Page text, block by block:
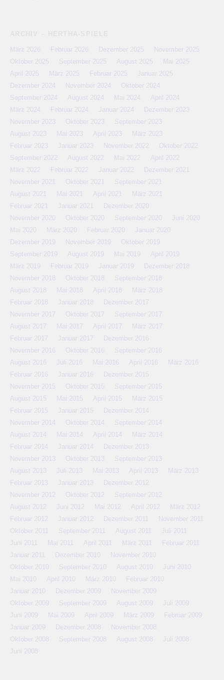
März 2026 Februar 2026 Dezember 2025
November 2025
Oktober 2025
September 2025 August 2025
Mai 2025
April 2025
März 2025 Februar 2025
Januar 2025
Dezember 2024
November 2024
Oktober 2024
September 2024
August 2024 Mai 2024
April 2024
März 2024
Februar 2024 Januar 2024
Dezember 2023
November 2023
Oktober 2023
September 2023
August 2023
Mai 2023 April 2023
März 2023
Februar 2023
Januar 2023 November 2022
Oktober 2022
September 2022
August 2022 Mai 2022
April 2022
März 2022
Februar 2022 Januar 2022
Dezember 2021
November 2021
Oktober 2021
September 2021
August 2021
Mai 2021 April 2021
März 2021
Februar 2021
Januar 2021
Dezember 2020
November 2020
Oktober 2020 September 2020
Juni 2020
Mai 2020
März 2020 Februar 2020
Januar 2020
Dezember 2019
November 2019
Oktober 2019
September 2019
August 2019 Mai 2019
April 2019
März 2019
Februar 2019 Januar 2019
Dezember 2018
November 2018
Oktober 2018
September 2018
August 2018
Mai 2018 April 2018
März 2018
Februar 2018
Januar 2018
Dezember 2017
November 2017
Oktober 2017
September 2017
August 2017
Mai 2017 April 2017
März 2017
Februar 2017
Januar 2017
Dezember 2016
November 2016
Oktober 2016
September 2016
August 2016
Juli 2016 Mai 2016 April 2016
März 2016
Februar 2016
Januar 2016
Dezember 2015
November 2015
Oktober 2015
September 2015
August 2015
Mai 2015 April 2015
März 2015
Februar 2015
Januar 2015
Dezember 2014
November 2014
Oktober 2014
September 2014
August 2014
Mai 2014 April 2014
März 2014
Februar 2014
Januar 2014
Dezember 2013
November 2013
Oktober 2013
September 2013
August 2013
Juli 2013 Mai 2013 April 2013
März 2013
Februar 2013
Januar 2013
Dezember 2012
November 2012
Oktober 2012
September 2012
August 2012
Juni 2012 Mai 2012 April 2012
März 2012
Februar 2012
Januar 2012 Dezember 2011
November 2011
Oktober 2011
September 2011 August 2011
Juli 2011
Juni 2011
Mai 2011 April 2011 März 2011
Februar 2011
Januar 2011
Dezember 2010
November 2010
Oktober 2010
September 2010 August 2010
Juni 2010
Mai 2010
April 2010 März 2010
Februar 2010
Januar 2010
Dezember 2009
November 2009
Oktober 2009
September 2009 August 2009
Juli 2009
Juni 2009
Mai 2009 April 2009 März 2009
Februar 2009
Januar 2009
Dezember 2008
November 2008
Oktober 2008
September 2008 August 2008
Juli 2008
Juni 2008